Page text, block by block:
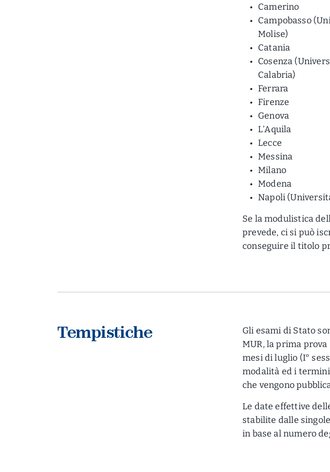
Camerino
Campobasso
Molise)
Catania
Cosenza
Calabria)
Ferrara
Firenze
Genova
L’Aquila
Lecce
Messina
Milano
Modena
Napoli
Se la modulistica
prevede, ci si può
conseguire il titolo
Tempistiche
Gli esami di Stato
MUR, la prima
mesi di luglio (I°
modalità ed i
che vengono
Le date effettive
stabilite dalle
in base al numero